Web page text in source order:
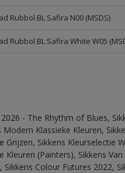
Rubbol BL Safira N00 (MSDS)
Rubbol BL Safira White W05
- The Rhythm of Blues,
Klassieke Kleuren,
Grijzen, Sikkens Kleurselectie
Kleuren (Painters), Sikkens
Sikkens Colour Futures 2022,